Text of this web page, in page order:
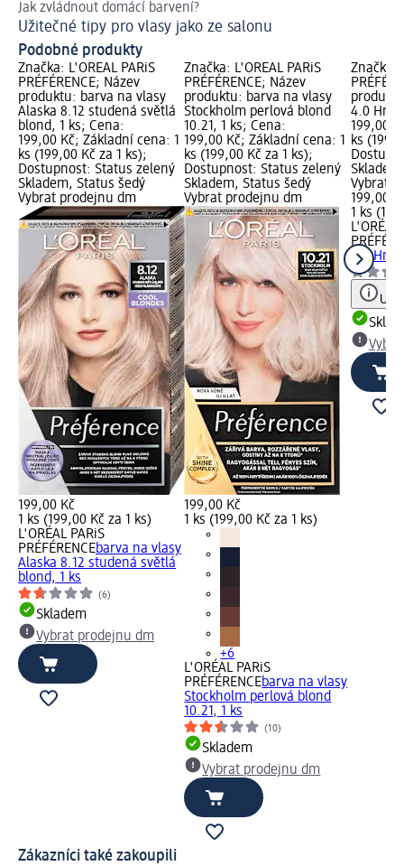
Jak zvládnout domácí barvení?
Užitečné tipy pro vlasy jako ze salonu
Podobné produkty
Značka: L'ORÉAL PARiS
PRÉFÉRENCE; Název
produktu: barva na vlasy
Alaska 8.12 studená světlá
blond, 1 ks; Cena:
199,00 Kč; Základní cena: 1
ks (199,00 Kč za 1 ks);
Dostupnost: Status zelený
Skladem, Status šedý
Vybrat prodejnu dm
199,00 Kč
1 ks (199,00 Kč za 1 ks)
L'ORÉAL PARiS
PRÉFÉRENCEbarva na vlasy
Alaska 8.12 studená světlá
blond, 1 ks
(6)
Skladem
Vybrat prodejnu dm
Značka: L'ORÉAL PARiS
PRÉFÉRENCE; Název
produktu: barva na vlasy
Stockholm perlová blond
10.21, 1 ks; Cena:
199,00 Kč; Základní cena: 1
ks (199,00 Kč za 1 ks);
Dostupnost: Status zelený
Skladem, Status šedý
Vybrat prodejnu dm
199,00 Kč
1 ks (199,00 Kč za 1 ks)
+6
L'ORÉAL PARiS
PRÉFÉRENCEbarva na vlasy
Stockholm perlová blond
10.21, 1 ks
(10)
Skladem
Vybrat prodejnu dm
Značka:
4.0
199,00
ks
Vybrat
199,00
1 ks
L'ORÉAL
4.0
Zákazníci také zakoupili